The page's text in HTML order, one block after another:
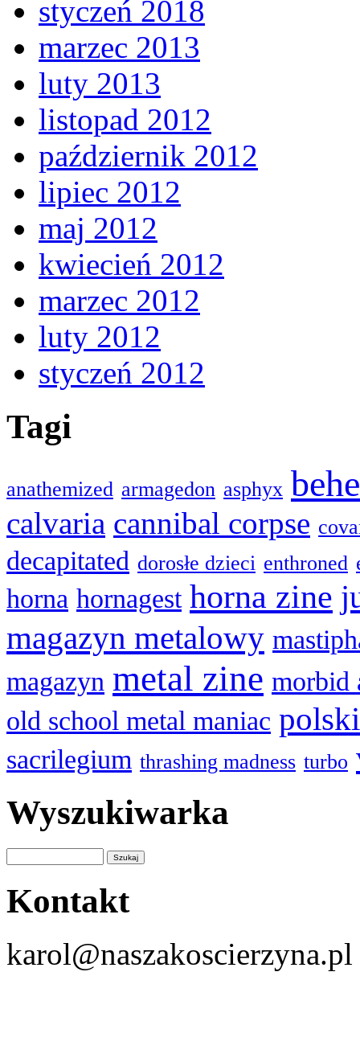
styczeń 2018
marzec 2013
luty 2013
listopad 2012
październik 2012
lipiec 2012
maj 2012
kwiecień 2012
marzec 2012
luty 2012
styczeń 2012
Tagi
anathemized armagedon asphyx
calvaria cannibal corpse
decapitated dorosłe dzieci enthroned
horna hornagest horna zine
magazyn metalowy
magazyn metal zine morbid
old school metal maniac
sacrilegium thrashing madness turbo
Wyszukiwarka
Kontakt
karol@naszakoscierzyna.pl